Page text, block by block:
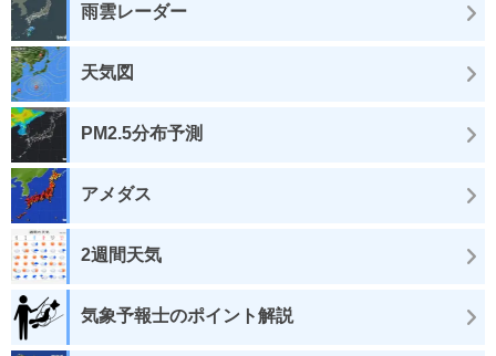
雨雲レーダー
天気図
PM2.5分布予測
アメダス
2週間天気
気象予報士のポイント解説